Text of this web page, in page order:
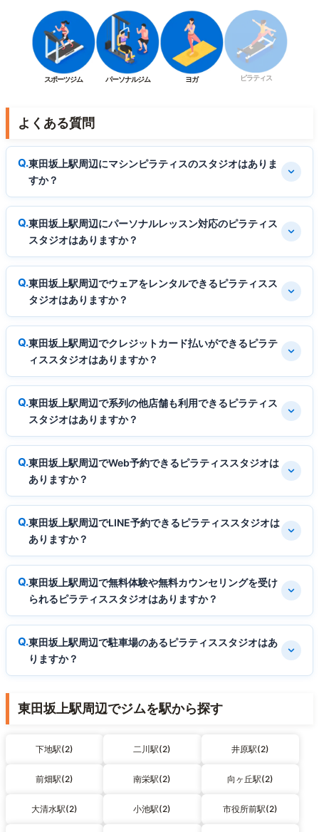
スポーツジム パーソナルジム ヨガ ピラティス
よくある質問
東田坂上駅周辺にマシンピラティスのスタジオはありま
すか？
東田坂上駅周辺にパーソナルレッスン対応のピラティス
スタジオはありますか？
東田坂上駅周辺でウェアをレンタルできるピラティスス
タジオはありますか？
東田坂上駅周辺でクレジットカード払いができるピラテ
ィススタジオはありますか？
東田坂上駅周辺で系列の他店舗も利用できるピラティス
スタジオはありますか？
東田坂上駅周辺でWeb予約できるピラティススタジオは
ありますか？
東田坂上駅周辺でLINE予約できるピラティススタジオは
ありますか？
東田坂上駅周辺で無料体験や無料カウンセリングを受け
られるピラティススタジオはありますか？
東田坂上駅周辺で駐車場のあるピラティススタジオはあ
りますか？
東田坂上駅周辺でジムを駅から探す
下地駅(2) 二川駅(2) 井原駅(2)
前畑駅(2) 南栄駅(2) 向ヶ丘駅(2)
大清水駅(2) 小池駅(2) 市役所前駅(2)